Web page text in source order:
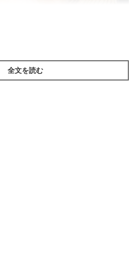
全文を読む